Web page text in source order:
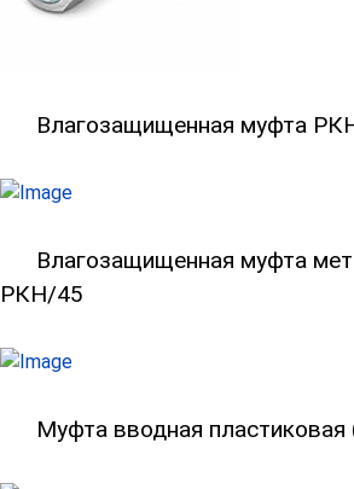
Влагонепроницаемый
Влагозащищенная муфта
Влагонепроницаемый
Влагозащищенная муфта
РКН/45
Муфты вводные для
Муфта вводная